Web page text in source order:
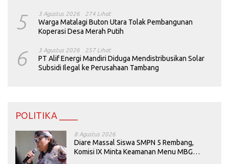
5 3 Agustus 2026 274 Lihat
Warga Matalagi Buton Utara Tolak Pembangunan
Koperasi Desa Merah Putih
6 3 Agustus 2026 257 Lihat
PT Alif Energi Mandiri Diduga Mendistribusikan Solar
Subsidi Ilegal ke Perusahaan Tambang
POLITIKA ____
8 Agustus 2026
Diare Massal Siswa SMPN 5 Rembang,
Komisi IX Minta Keamanan Menu MBG